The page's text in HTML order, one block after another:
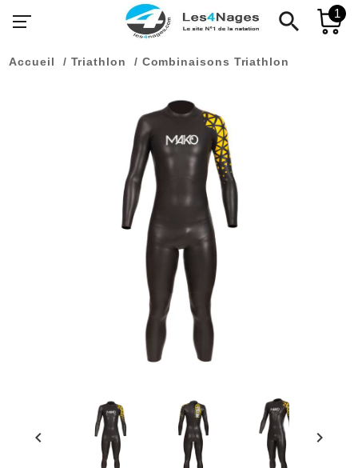
search 1
Accueil Triathlon Combinaisons Triathlon
chevron_left chevron_right